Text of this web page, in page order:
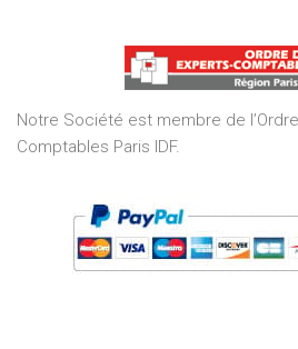
of
5
Notre Société est membre de
Comptables Paris IDF.